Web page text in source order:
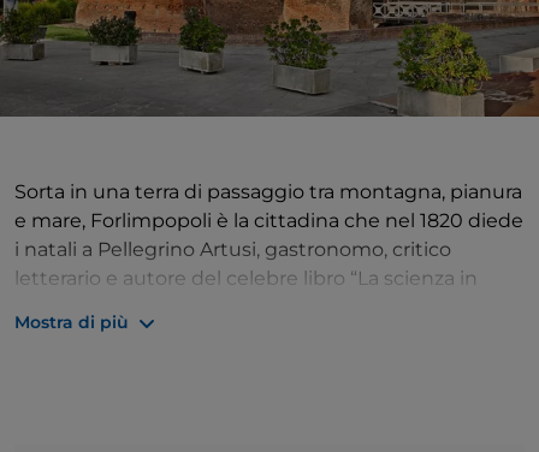
Sorta in una terra di passaggio tra montagna, pianura
e mare, Forlimpopoli è la cittadina che nel 1820 diede
i natali a Pellegrino Artusi, gastronomo, critico
letterario e autore del celebre libro “La scienza in
tradizione gastronomica italiana, Artusi ha per la
Mostra di più